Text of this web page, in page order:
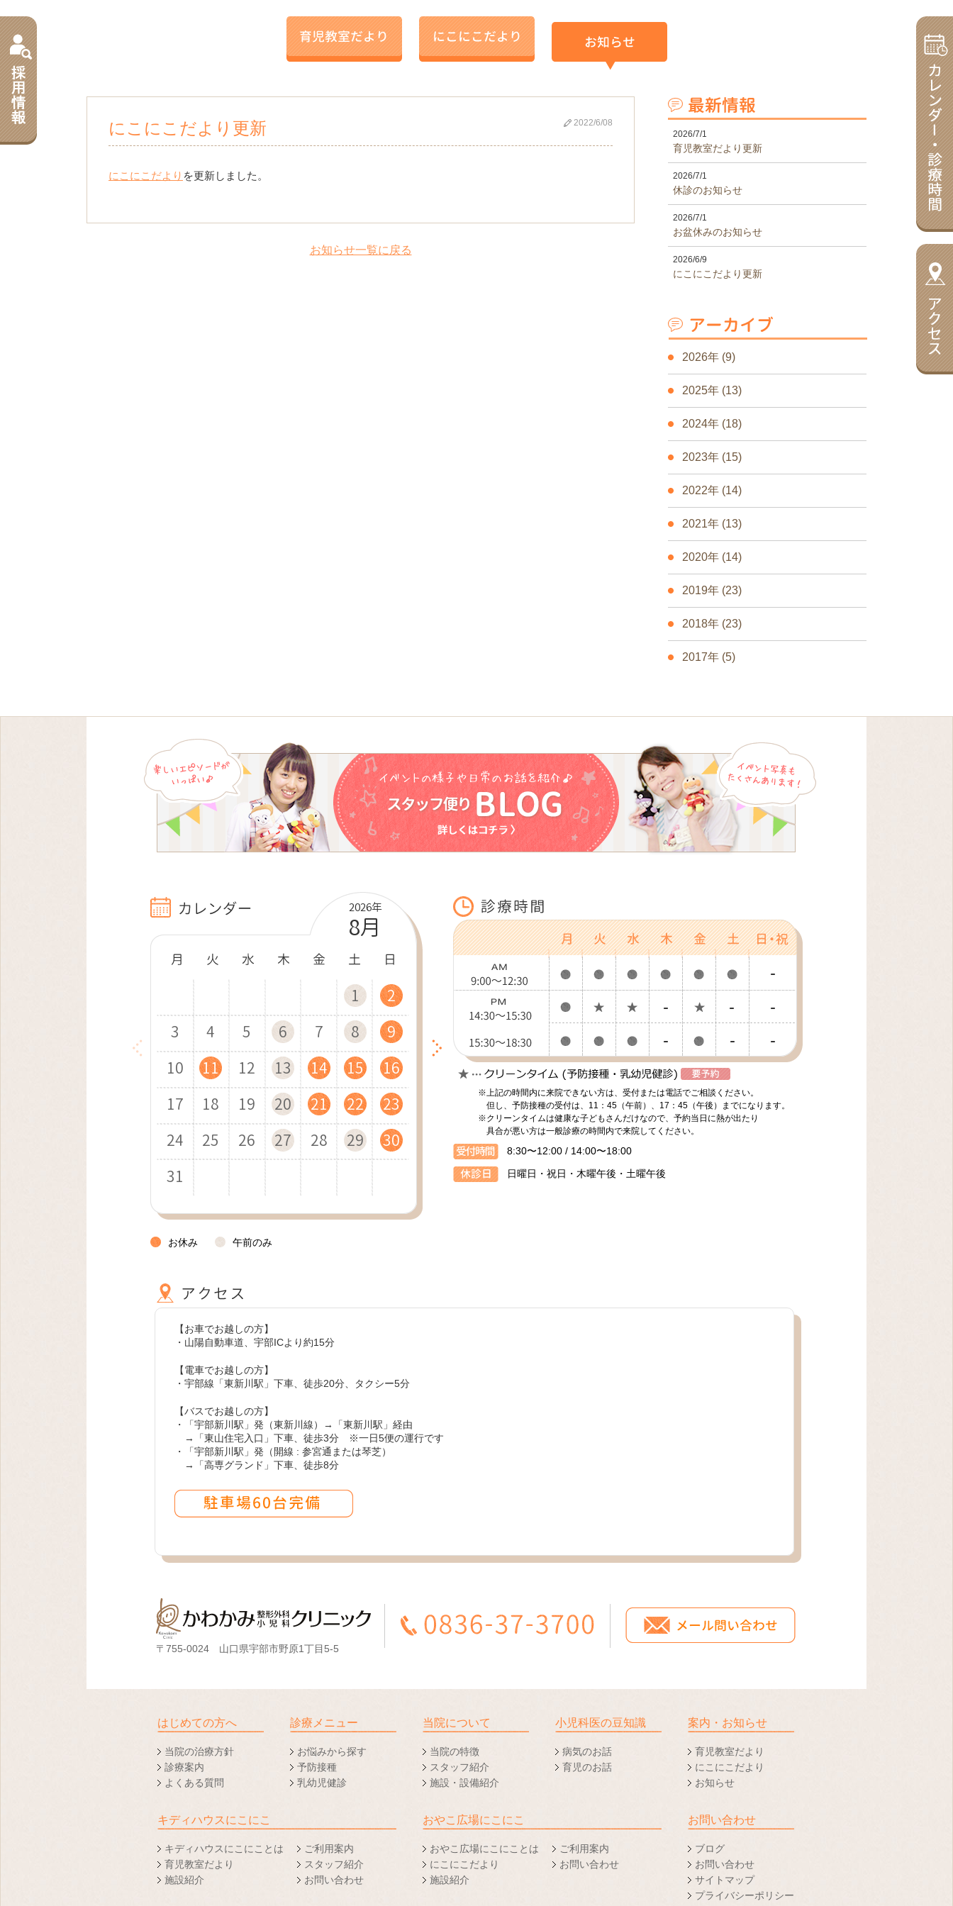
にこにこだより更新 2022/6/08
にこにこだより を更新しました。
お知らせ一覧に戻る
2026/7/1
育児教室だより更新
2026/7/1
休診のお知らせ
2026/7/1
お盆休みのお知らせ
2026/6/9
にこにこだより更新
2026年 (9)
2025年 (13)
2024年 (18)
2023年 (15)
2022年 (14)
2021年 (13)
2020年 (14)
2019年 (23)
2018年 (23)
2017年 (5)
2026年
8月
1
2
3
4 5 6 7 8
9
10
11 12 13 14 15
16
17
18 19 20 21 22
23
24
25 26 27 28 29
30
31
5
6
7
8 9 10 11 12
13
14
15 16 17 18 19
20
21
22 23 24 25 26
27
28
29 30
3
4
5
6 7 8 9 10
11
12
13 14 15 16 17
18
19
20 21 22 23 24
25
26
27 28 29 30 31
1
2
3 4 5 6 7
8
9
10 11 12 13 14
15
16
17 18 19 20 21
22
23
24 25 26 27 28
29
30
5
6
7
8 9 10 11 12
13
14
15 16 17 18 19
20
21
22 23 24 25 26
27
28
29 30 31
2
3
4
5 6 7 8 9
10
11
12 13 14 15 16
17
18
19 20 21 22 23
24
25
26 27 28 29 30 31
6
7
8
9 10 11 12 13
14
15
16 17 18 19 20
21
22
23 24 25 26 27 28
6
7
8
9 10 11 12 13
14
15
16 17 18 19 20
21
22
23 24 25 26 27
28
29
30 31
3
4
5
6 7 8 9 10
11
12
13 14 15 16 17
18
19
20 21 22 23 24
25
26
27 28 29 30
1
2
3
4 5 6 7 8
9
10
11 12 13 14 15
16
17
18 19 20 21 22
23
24
25 26 27 28 29
30
31
5
6
7
8 9 10 11 12
13
14
15 16 17 18 19
20
21
22 23 24 25 26
27
28
29 30
3
4
5
6 7 8 9 10
11
12
13 14 15 16 17
18
19
20 21 22 23 24
25
26
27 28 29 30 31
お休み 午前のみ
※上記の時間内に来院できない方は、受付または電話でご相談ください。
但し、予防接種の受付は、11：45（午前）、17：45（午後）までになります。
※クリーンタイムは健康な子どもさんだけなので、予約当日に熱が出たり
具合が悪い方は一般診療の時間内で来院してください。
8:30〜12:00 / 14:00〜18:00
日曜日・祝日・木曜午後・土曜午後
【お車でお越しの方】
・山陽自動車道、宇部ICより約15分
【電車でお越しの方】
・宇部線「東新川駅」下車、徒歩20分、タクシー5分
【バスでお越しの方】
・「宇部新川駅」発（東新川線）→「東新川駅」経由
→「東山住宅入口」下車、徒歩3分 ※一日5便の運行です
・「宇部新川駅」発（開線 : 参宮通または琴芝）
→「高専グランド」下車、徒歩8分
〒755-0024 山口県宇部市野原1丁目5-5
はじめての方へ
当院の治療方針
診療案内
よくある質問
診療メニュー
お悩みから探す
予防接種
乳幼児健診
当院について
当院の特徴
スタッフ紹介
施設・設備紹介
小児科医の豆知識
病気のお話
育児のお話
案内・お知らせ
育児教室だより
にこにこだより
お知らせ
キディハウスにこにこ
キディハウスにこにことは
育児教室だより
施設紹介
ご利用案内
スタッフ紹介
お問い合わせ
おやこ広場にこにこ
おやこ広場にこにことは
にこにこだより
施設紹介
ご利用案内
お問い合わせ
お問い合わせ
ブログ
お問い合わせ
サイトマップ
プライバシーポリシー